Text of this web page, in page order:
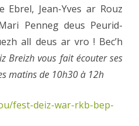
Jean-Yves ar Rouz
Penneg deus Peurid-
all deus ar vro ! Bec’h
Breizh vous fait écouter ses
matins de 10h30 à 12h
fest-deiz-war-rkb-bep-